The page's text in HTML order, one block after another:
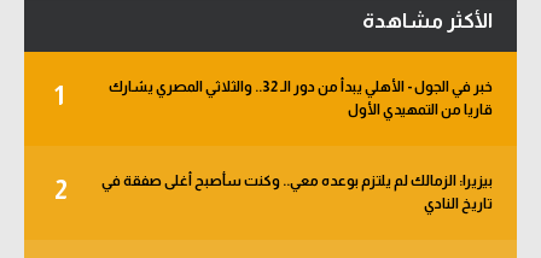
الأكثر مشاهدة
1
خبر في الجول - الأهلي يبدأ من دور الـ 32.. والثلاثي المصري يشارك
قاريا من التمهيدي الأول
2
بيزيرا: الزمالك لم يلتزم بوعده معي.. وكنت سأصبح أغلى صفقة في
تاريخ النادي